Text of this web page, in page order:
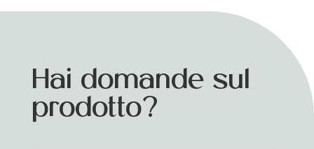
Hai domande sul
prodotto?